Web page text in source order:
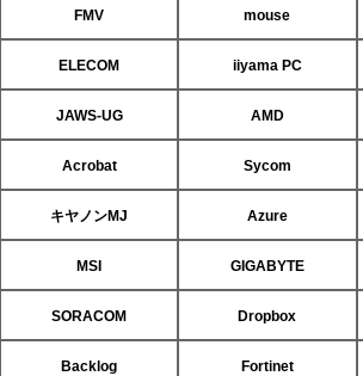
FMV mouse
ELECOM iiyama PC
JAWS-UG AMD
Acrobat Sycom
キヤノンMJ Azure
MSI GIGABYTE
SORACOM Dropbox
Backlog Fortinet